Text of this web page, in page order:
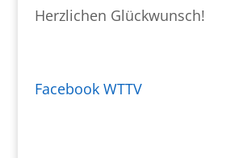
Herzlichen Glückwunsch!
Facebook WTTV